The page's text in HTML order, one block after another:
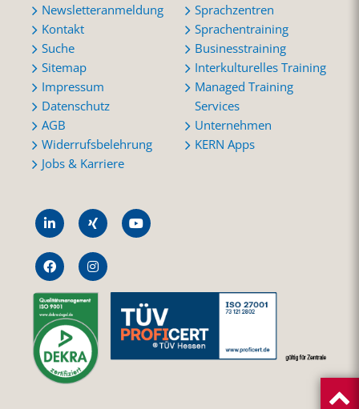
Newsletteranmeldung
Kontakt
Suche
Sitemap
Impressum
Datenschutz
AGB
Widerrufsbelehrung
Jobs & Karriere
Sprachzentren
Sprachentraining
Businesstraining
Interkulturelles Training
Managed Training
Services
Unternehmen
KERN Apps